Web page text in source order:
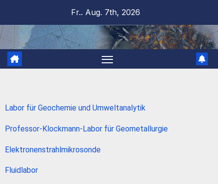
Fr.. Aug. 7th, 2026
Labor für Geochemie und Umweltanalytik
Professor-Klockmann-Labor für Geometallurgie
Elektronenstrahlmikrosonde
Fluidlabor